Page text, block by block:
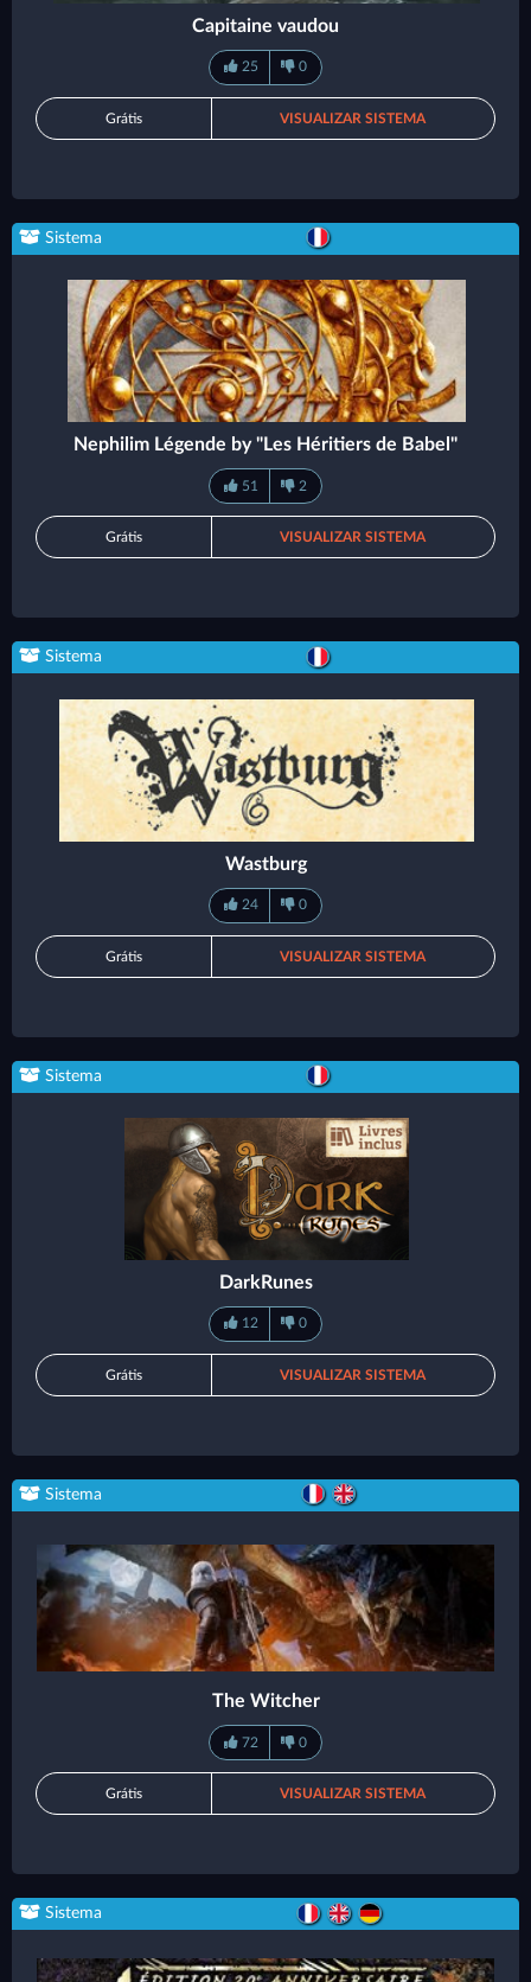
Capitaine vaudou
25 0
Grátis VISUALIZAR SISTEMA
Sistema
Nephilim Légende by "Les Héritiers de Babel"
51 2
Grátis VISUALIZAR SISTEMA
Sistema
Wastburg
24 0
Grátis VISUALIZAR SISTEMA
Sistema
DarkRunes
12 0
Grátis VISUALIZAR SISTEMA
Sistema
The Witcher
72 0
Grátis VISUALIZAR SISTEMA
Sistema